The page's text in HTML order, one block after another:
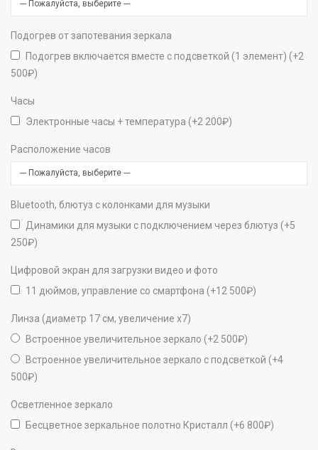
Подогрев от запотевания зеркала
Подогрев включается вместе с подсветкой (1 элемент) (+2
500₽)
Часы
Электронные часы + температура (+2 200₽)
Расположение часов
Bluetooth, блютуз с колонками для музыки
Динамики для музыки с подключением через блютуз (+5
250₽)
Цифровой экран для загрузки видео и фото
11 дюймов, управление со смартфона (+12 500₽)
Линза (диаметр 17 см, увеличение х7)
Встроенное увеличительное зеркало (+2 500₽)
Встроенное увеличительное зеркало с подсветкой (+4
500₽)
Осветленное зеркало
Бесцветное зеркальное полотно Кристалл (+6 800₽)